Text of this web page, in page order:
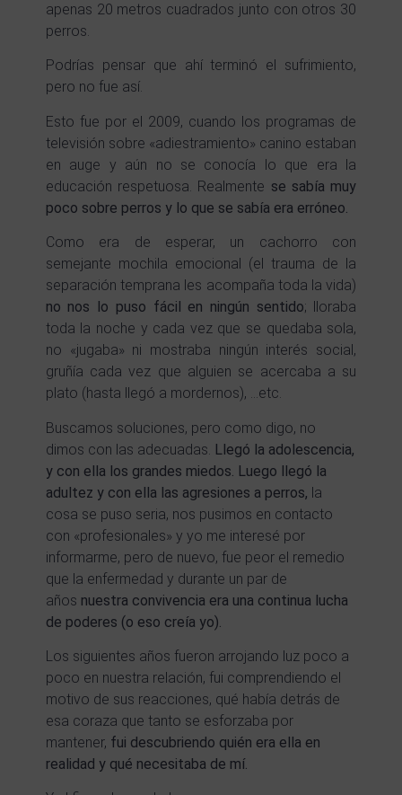
apenas 20 metros cuadrados junto con otros 30
perros.
Podrías pensar que ahí terminó el sufrimiento,
pero no fue así.
Esto fue por el 2009, cuando los programas de
televisión sobre «adiestramiento» canino estaban
en auge y aún no se conocía lo que era la
educación respetuosa. Realmente se sabía muy
poco sobre perros y lo que se sabía era erróneo.
Como era de esperar, un cachorro con
semejante mochila emocional (el trauma de la
separación temprana les acompaña toda la vida)
no nos lo puso fácil en ningún sentido; lloraba
toda la noche y cada vez que se quedaba sola,
no «jugaba» ni mostraba ningún interés social,
gruñía cada vez que alguien se acercaba a su
plato (hasta llegó a mordernos), …etc.
Buscamos soluciones, pero como digo, no
dimos con las adecuadas. Llegó la adolescencia,
y con ella los grandes miedos. Luego llegó la
adultez y con ella las agresiones a perros, la
cosa se puso seria, nos pusimos en contacto
con «profesionales» y yo me interesé por
informarme, pero de nuevo, fue peor el remedio
que la enfermedad y durante un par de
años nuestra convivencia era una continua lucha
de poderes (o eso creía yo).
Los siguientes años fueron arrojando luz poco a
poco en nuestra relación, fui comprendiendo el
motivo de sus reacciones, qué había detrás de
esa coraza que tanto se esforzaba por
mantener, fui descubriendo quién era ella en
realidad y qué necesitaba de mí.